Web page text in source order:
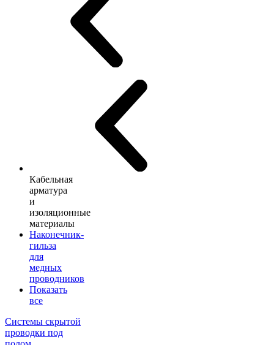
Кабельная
арматура
и
изоляционные
материалы
Наконечник-
гильза
для
медных
проводников
Показать
все
Системы скрытой
проводки под